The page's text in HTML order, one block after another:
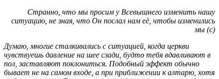
Странно, что мы просим у Всевышнего изменить нашу
ситуацию, не зная, что Он послал нам её, чтобы изменились
мы (с)
Думаю, многие сталкивались с ситуацией, когда церкви
чувствуешь давление на шее сзади, будто тебя вдавливают в
пол, заставляют поклониться. Подобный эффект обычно
бывает не на самом входе, а при приближении к алтарю, хотя